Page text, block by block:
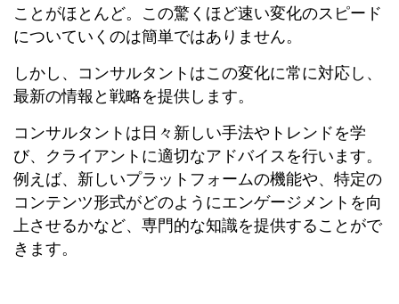
ことがほとんど。この驚くほど速い変化のスピード
についていくのは簡単ではありません。
しかし、コンサルタントはこの変化に常に対応し、
最新の情報と戦略を提供します。
コンサルタントは日々新しい手法やトレンドを学
び、クライアントに適切なアドバイスを行います。
例えば、新しいプラットフォームの機能や、特定の
コンテンツ形式がどのようにエンゲージメントを向
上させるかなど、専門的な知識を提供することがで
きます。